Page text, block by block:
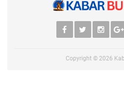
Copyright © 2026